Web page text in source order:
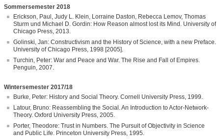
Sommersemester 2018
Erickson, Paul, Judy L. Klein, Lorraine Daston, Rebecca Lemov, Thomas
Sturm und Michael D. Gordin: How Reason almost lost its Mind. University of
Chicago Press, 2013.
Golinski, Jan: Constructivism and the History of Science, with a new Preface.
University of Chicago Press, 1998 [2005].
Turchin, Peter: War and Peace and War. The Rise and Fall of Empires.
Penguin, 2007.
Wintersemester 2017/18
Burke, Peter: History and Social Theory. Cornell University Press, 1999.
Latour, Bruno: Reassembling the Social. An Introduction to Actor-Network-
Theory. Oxford University Press, 2005.
Porter, Theodore: Trust in Numbers. The Pursuit of Objectivity in Science
and Public Life. Princeton University Press, 1995.